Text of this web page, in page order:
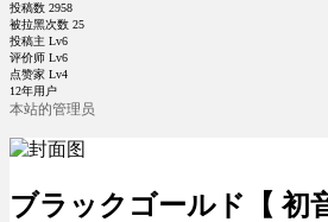
投稿数 2958
被拉黑次数 25
投稿主 Lv6
评价师 Lv6
点赞家 Lv4
12年用户
本站的管理员
ブラックゴールド【 初